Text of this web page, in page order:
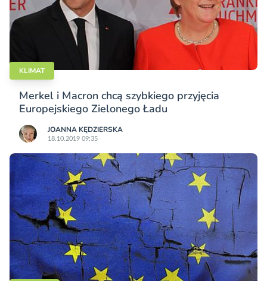
KLIMAT
Merkel i Macron chcą szybkiego przyjęcia
Europejskiego Zielonego Ładu
JOANNA KĘDZIERSKA
18.10.2019 09:35